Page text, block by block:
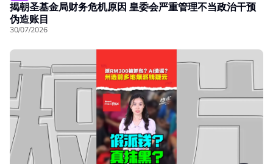
揭朝圣基金局财务危机原因 皇委会严重管理不当政治干预
伪造账目
30/07/2026